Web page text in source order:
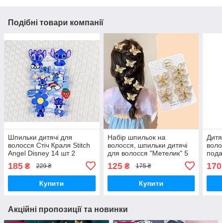
Подібні товари компанії
Шпильки дитячі для
волосся Стіч Краля Stitch
Angel Disney 14 шт 2
185 ₴ 229 ₴
Купити
Набір шпильок на
волосся, шпильки дитячі
для волосся "Метелик" 5
125₴ 175 ₴
Купити
170
Акційні пропозиції та новинки